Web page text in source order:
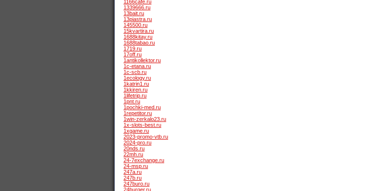
1166cafe.ru
1339666.ru
13bait.ru
13piastra.ru
145500.ru
15kvartira.ru
1688kitay.ru
1688tabao.ru
1719.ru
17off.ru
1antikollektor.ru
1c-etana.ru
1c-scb.ru
1ecology.ru
1katrin1.ru
1kkiren.ru
1lifetrip.ru
1pnt.ru
1pochki-med.ru
1repetitor.ru
1win-zerkalo23.ru
1x-slots-best.ru
1xgame.ru
2023-promo-vtb.ru
2024-pro.ru
20nds.ru
22mh.ru
24-7exchange.ru
24-msp.ru
247a.ru
247b.ru
247buro.ru
24burger.ru